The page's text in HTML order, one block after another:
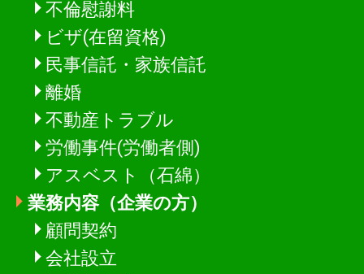
不倫慰謝料
ビザ(在留資格)
民事信託・家族信託
離婚
不動産トラブル
労働事件(労働者側)
アスベスト（石綿）
業務内容（企業の方）
顧問契約
会社設立